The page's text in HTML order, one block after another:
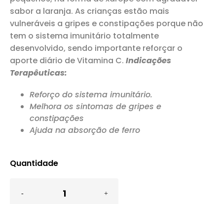
sabor a laranja. As crianças estão mais
vulneráveis a gripes e constipações porque não
tem o sistema imunitário totalmente
desenvolvido, sendo importante reforçar o
aporte diário de Vitamina C. Indicações
Terapêuticas:
Reforço do sistema imunitário.
Melhora os sintomas de gripes e
constipações
Ajuda na absorção de ferro
Quantidade